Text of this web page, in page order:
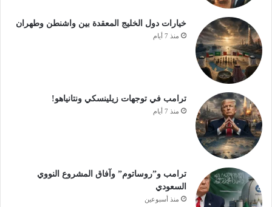
خيارات دول الخليج المعقدة بين واشنطن وطهران
منذ 7 أيام
ترامب في توجهات زيلينسكي ونتانياهو!
منذ 7 أيام
ترامب و”روساتوم” وآفاق المشروع النووي
السعودي
منذ أسبوعين